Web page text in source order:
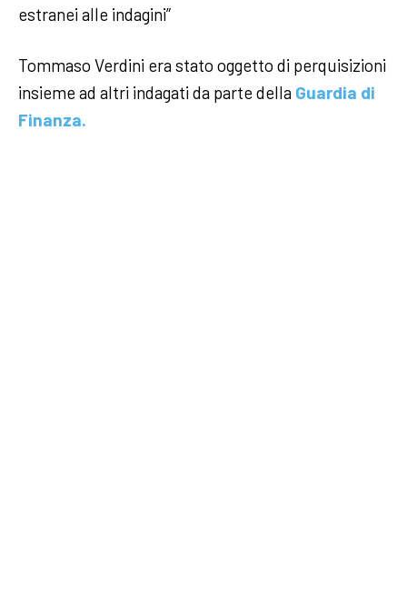
estranei alle indagini”
Tommaso Verdini era stato oggetto di perquisizioni
insieme ad altri indagati da parte della Guardia di
Finanza.